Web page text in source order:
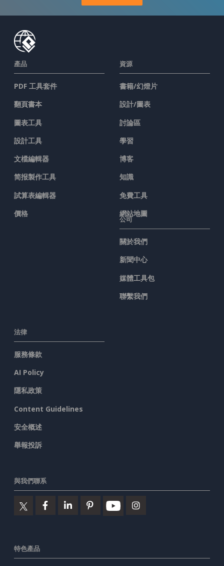
產品
PDF 工具套件
翻頁書本
圖表工具
設計工具
文檔編輯器
简报製作工具
試算表編輯器
價格
資源
書籍/幻燈片
設計/圖表
討論區
學習
博客
知識
免費工具
網站地圖
公司
關於我們
新聞中心
媒體工具包
聯繫我們
法律
服務條款
AI Policy
隱私政策
Content Guidelines
安全概述
舉報投訴
與我們聯系
特色產品